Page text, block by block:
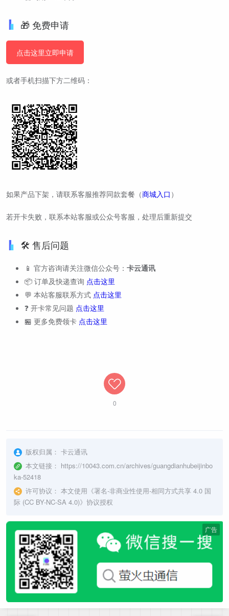
🎁 免费申请
点击这里立即申请
或者手机扫描下方二维码：
如果产品下架，请联系客服推荐同款套餐（商城入口 ）
若开卡失败，联系本站客服或公众号客服，处理后重新提交
🛠️ 售后问题
📱 官方咨询请关注微信公众号： 卡云通讯
📦 订单及快递查询 点击这里
💬 本站客服联系方式 点击这里
❓ 开卡常见问题 点击这里
🏪 更多免费领卡 点击这里
0
版权归属： 卡云通讯
本文链接： https://10043.com.cn/archives/guangdianhubeijinbo
ka-52418
许可协议： 本文使用《署名-非商业性使用-相同方式共享 4.0 国
际 (CC BY-NC-SA 4.0)》协议授权
广告